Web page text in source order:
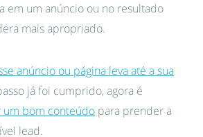
em um anúncio ou no resultado
mais apropriado.
anúncio ou página leva até a sua
já foi cumprido, agora é
um bom conteúdo para prender a
lead.